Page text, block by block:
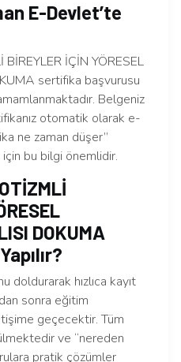
E-Devlet’te
İÇİN YÖRESEL
sertifika başvurusu
Belgeniz
otomatik olarak e-
ne zaman düşer”
bu bilgi önemlidir.
DOKUMA
doldurarak hızlıca kayıt
sonra eğitim
geçecektir. Tüm
ve “nereden
pratik çözümler